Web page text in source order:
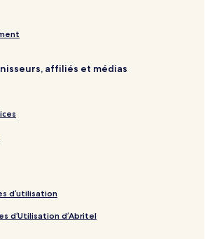
affiliés et médias
d’utilisation
d’Utilisation d’Abritel